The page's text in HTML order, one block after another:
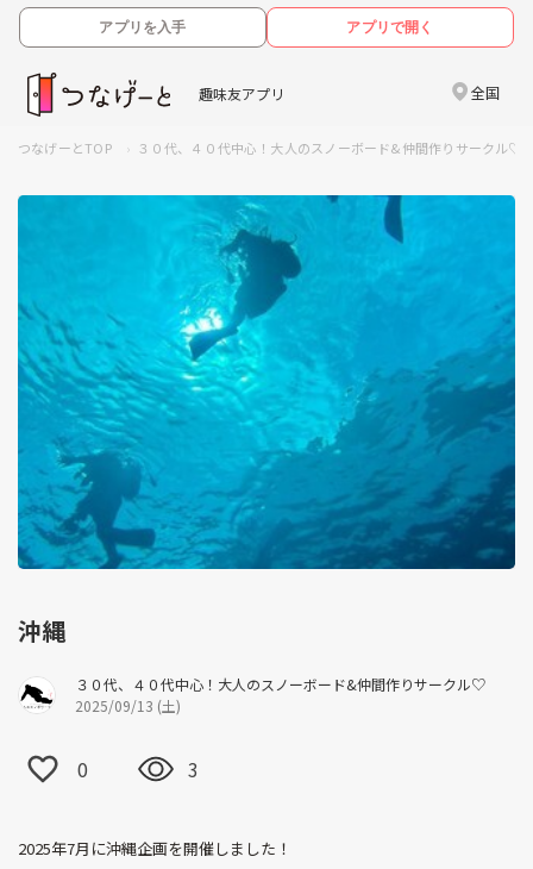
アプリを入手 アプリで開く
趣味友アプリ 全国
つなげーとTOP ３０代、４０代中心！大人のスノーボード&仲間作りサークル♡
沖縄
３０代、４０代中心！大人のスノーボード&仲間作りサークル♡
2025/09/13 (土)
0 3
2025年7月に沖縄企画を開催しました！